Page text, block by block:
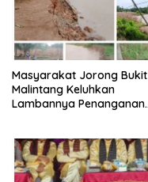
Masyarakat Jorong Bukit
Malintang Keluhkan
Lambannya Penanganan